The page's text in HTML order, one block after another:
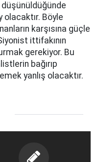
Böyle
karşısına güçle
ittifakının
gerekiyor. Bu
bağırıp
yanlış olacaktır.